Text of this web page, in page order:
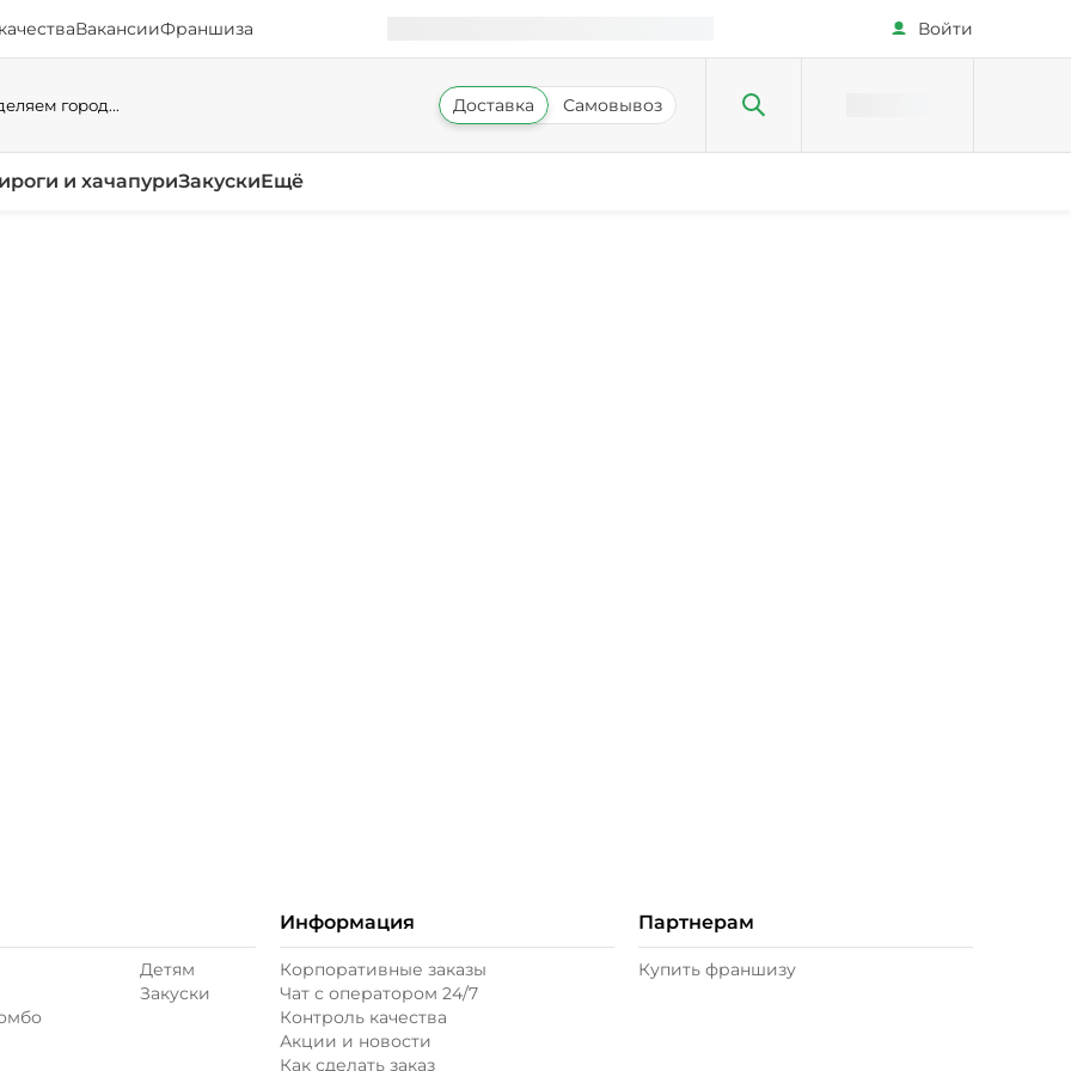
ВакансииФраншиза Войти
город... Доставка Самовывоз
и хачапуриЗакускиЕщё
Детям
Закуски
Информация
Корпоративные заказы
Чат с оператором 24/7
Контроль качества
Акции и новости
Как сделать заказ
Партнерам
Купить франшизу